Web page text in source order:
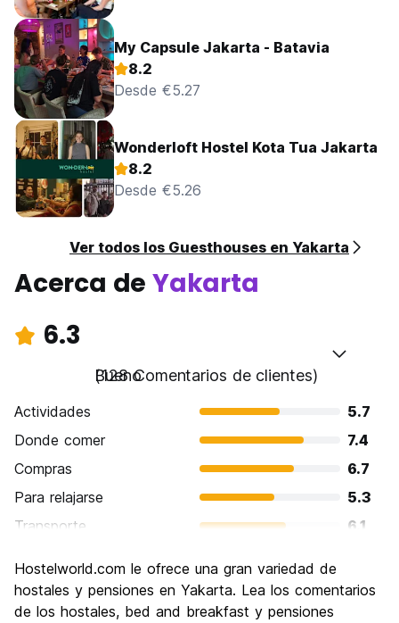
My Capsule Jakarta - Batavia
8.2
Desde €5.27
Wonderloft Hostel Kota Tua Jakarta
8.2
Desde €5.26
Ver todos los Guesthouses en Yakarta
Acerca deYakarta
6.3
Bueno
(128 Comentarios de clientes)
Actividades
5.7
Donde comer
7.4
Compras
6.7
Para relajarse
5.3
Transporte
6.1
Cultura
6.5
Fiesta
Hostelworld.com le ofrece una gran variedad de
hostales y pensiones en Yakarta. Lea los comentarios
de los hostales, bed and breakfast y pensiones